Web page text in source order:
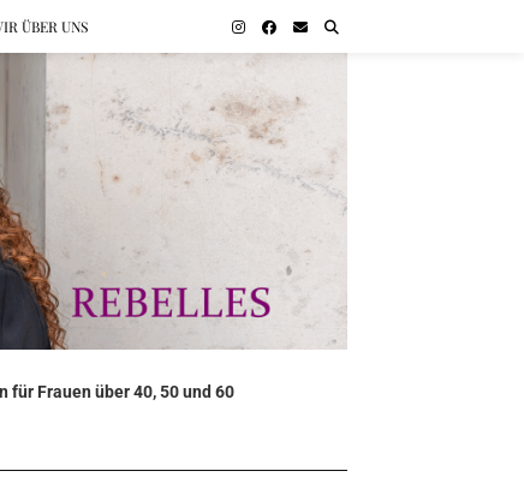
ÜBER UNS
für Frauen über 40, 50 und 60